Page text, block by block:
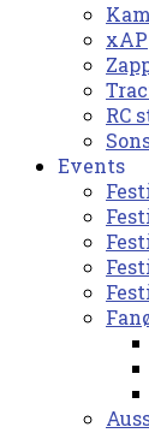
xAP
RC
Events